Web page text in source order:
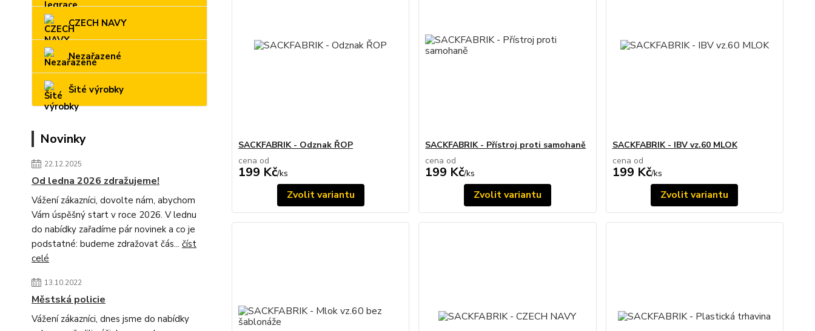
CZECH NAVY
Nezařazené
Šité výrobky
Novinky
22.12.2025
Od ledna 2026 zdražujeme!
Vážení zákazníci, dovolte nám, abychom
Vám úspěšný start v roce 2026. V lednu
do nabídky zařadíme pár novinek a co je
podstatné: budeme zdražovat čás... číst
celé
13.10.2022
Městská policie
Vážení zákazníci, dnes jsme do nabídky
SACKFABRIK - Odznak ŘOP
cena od
199 Kč/ks
Zvolit variantu
SACKFABRIK - Přístroj proti samohaně
cena od
199 Kč/ks
Zvolit variantu
SACKFABRIK - IBV vz.60 MLOK
cena od
199 Kč/ks
Zvolit variantu